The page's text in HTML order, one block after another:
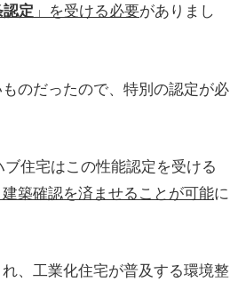
認定 」を受ける必要がありまし
のだったので、特別の認定が必
住宅はこの性能認定を受ける
築確認を済ませることが可能に
、工業化住宅が普及する環境整